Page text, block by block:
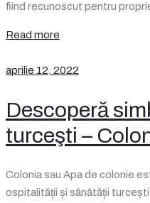
fiind recunoscut pentru
Read more
aprilie 12, 2022
Descoperă
turceşti –
Colonia sau Apa de colonie
ospitalității și sănătății